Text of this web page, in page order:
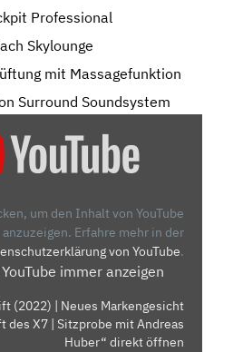
Professional
Skylounge
mit Massagefunktion
Surround Soundsystem
um den Inhalt von YouTube
anzuzeigen. Erfahre mehr in der
von YouTube.
immer anzeigen
(2022) | Neues Markengesicht
des X7 | Sitzprobe mit Andreas
Huber“ direkt öffnen